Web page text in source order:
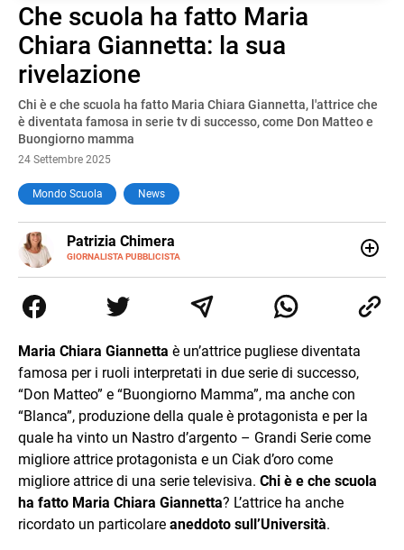
Che scuola ha fatto Maria
Chiara Giannetta: la sua
rivelazione
Chi è e che scuola ha fatto Maria Chiara Giannetta, l'attrice che
è diventata famosa in serie tv di successo, come Don Matteo e
Buongiorno mamma
24 Settembre 2025
Mondo Scuola News
Patrizia Chimera
GIORNALISTA PUBBLICISTA
E-
MAIL
LINKEDIN
collaborato con grandi gruppi editoriali e agenzie di
comunicazione specializzandosi nella scrittura di articoli
Maria Chiara Giannetta è un’attrice pugliese diventata
famosa per i ruoli interpretati in due serie di successo,
“Don Matteo” e “Buongiorno Mamma”, ma anche con
“Blanca”, produzione della quale è protagonista e per la
quale ha vinto un Nastro d’argento – Grandi Serie come
migliore attrice protagonista e un Ciak d’oro come
migliore attrice di una serie televisiva. Chi è e che scuola
ha fatto Maria Chiara Giannetta? L’attrice ha anche
ricordato un particolare aneddoto sull’Università.